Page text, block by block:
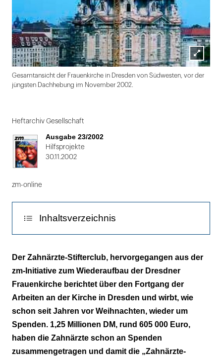
Lightbox
öffnen
Gesamtansicht der Frauenkirche in Dresden von Südwesten, vor der
jüngsten Dachhebung im November 2002.
1
von
2
Heftarchiv Gesellschaft
Ausgabe 23/2002
Hilfsprojekte
30.11.2002
zm-online
Inhaltsverzeichnis
Gerüste fallen
Hochwasserschäden
Neue Glocken
Der Zahnärzte-Stifterclub, hervorgegangen aus der
zm-Initiative zum Wiederaufbau der Dresdner
Frauenkirche berichtet über den Fortgang der
Arbeiten an der Kirche in Dresden und wirbt, wie
schon seit Jahren vor Weihnachten, wieder um
Spenden. 1,25 Millionen DM, rund 605 000 Euro,
haben die Zahnärzte schon an Spenden
zusammengetragen und damit die „Zahnärzte-